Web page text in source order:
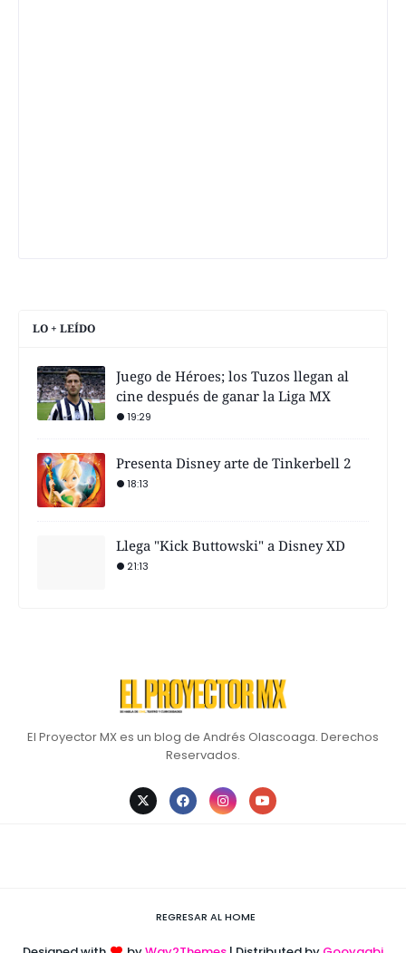
LO + LEÍDO
Juego de Héroes; los Tuzos llegan al
cine después de ganar la Liga MX
19:29
Presenta Disney arte de Tinkerbell 2
18:13
Llega "Kick Buttowski" a Disney XD
21:13
El Proyector MX es un blog de Andrés Olascoaga. Derechos
Reservados.
REGRESAR AL HOME